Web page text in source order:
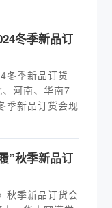
冬季新品订
冬季新品订货
河南、华南7
季新品订货会现
”秋季新品订
秋季新品订货会